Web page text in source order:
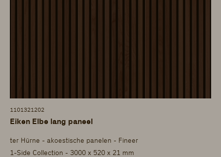
1101321202
Eiken Elbe lang paneel
ter Hürne - akoestische panelen - Fineer
1-Side Collection - 3000 x 520 x 21 mm